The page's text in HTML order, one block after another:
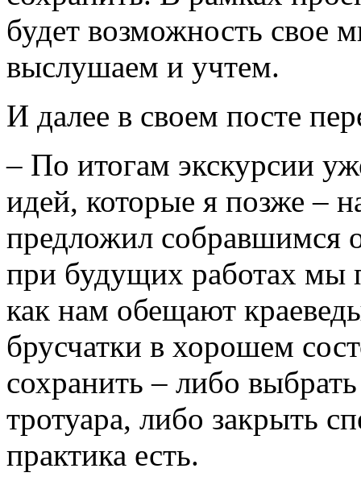
будет возможность свое
выслушаем и учтем.
И далее в своем посте
– По итогам экскурсии
идей, которые я позже –
предложил собравшимся
при будущих работах мы
как нам обещают
брусчатки в хорошем
сохранить – либо
тротуара, либо закрыть
практика есть.